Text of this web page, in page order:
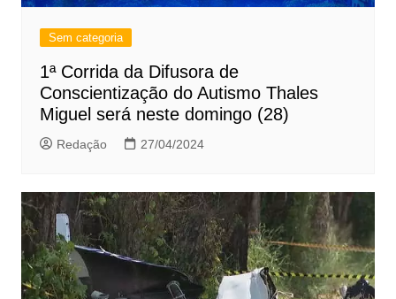
Sem categoria
1ª Corrida da Difusora de
Conscientização do Autismo Thales
Miguel será neste domingo (28)
Redação 27/04/2024